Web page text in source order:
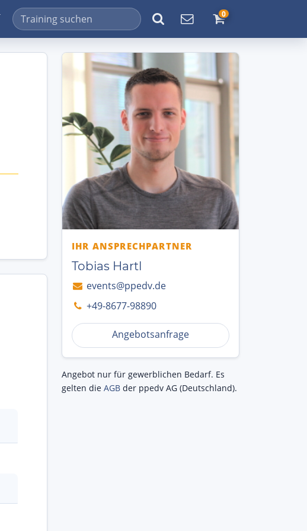
0
IHR ANSPRECHPARTNER
Tobias Hartl
events@ppedv.de
+49-8677-98890
Angebotsanfrage
Angebot nur für gewerblichen Bedarf. Es
gelten die AGB der ppedv AG (Deutschland).